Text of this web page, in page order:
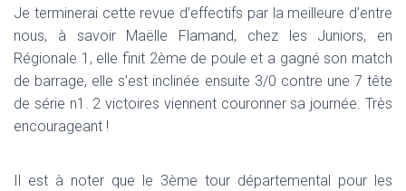
Je terminerai cette revue d’effectifs par la meilleure d’entre
nous, à savoir Maëlle Flamand, chez les Juniors, en
Régionale 1, elle finit 2ème de poule et a gagné son match
de barrage, elle s’est inclinée ensuite 3/0 contre une 7 tête
de série n1. 2 victoires viennent couronner sa journée. Très
encourageant !
Il est à noter que le 3ème tour départemental pour les